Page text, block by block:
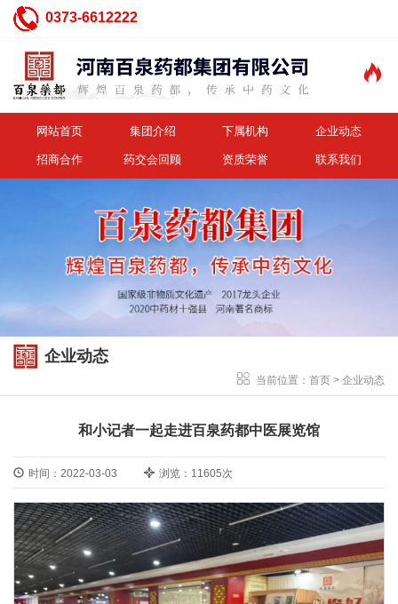
0373-6612222

网站首页 集团介绍 下属机构 企业动态
招商合作 药交会回顾 资质荣誉 联系我们
企业动态
当前位置： 首页 > 企业动态
和小记者一起走进百泉药都中医展览馆
时间：2022-03-03 浏览：11605次